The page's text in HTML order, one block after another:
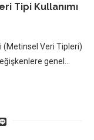
Tipi Kullanımı
(Metinsel Veri Tipleri)
genel…